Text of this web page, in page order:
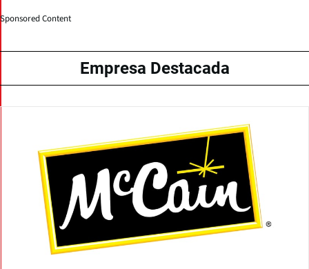
Sponsored Content
Empresa Destacada